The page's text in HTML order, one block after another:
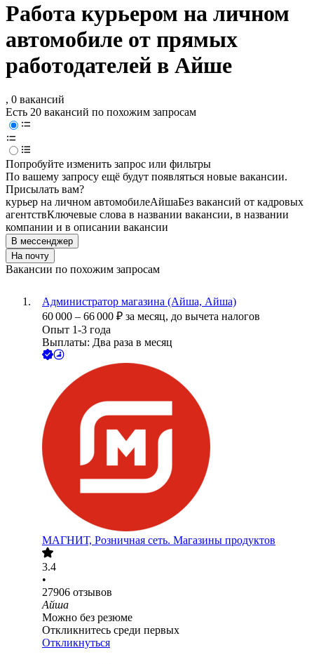
Работа курьером на личном
автомобиле от прямых
работодателей в Айше
, 0 вакансий
Есть 20 вакансий по похожим запросам
Попробуйте изменить запрос или фильтры
По вашему запросу ещё будут появляться новые вакансии.
Присылать вам?
курьер на личном автомобилеАйшаБез вакансий от кадровых
агентствКлючевые слова в названии вакансии, в названии
компании и в описании вакансии
В мессенджер
На почту
Вакансии по похожим запросам
Администратор магазина (Айша, Айша)
60 000 – 66 000 ₽ за месяц, до вычета налогов
Опыт 1-3 года
Выплаты: Два раза в месяц
МАГНИТ, Розничная сеть. Магазины продуктов
3.4
•
27906 отзывов
Айша
Можно без резюме
Откликнитесь среди первых
Откликнуться